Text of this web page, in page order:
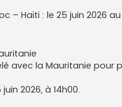
– Haïti : le 25 juin 2026
avec la Mauritanie pour
2026, à 14h00.